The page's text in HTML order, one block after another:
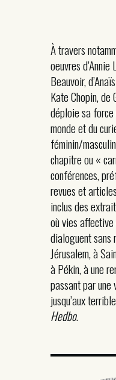
À travers
oeuvres
Beauvoir,
Kate Chopin, de
déploie sa force
monde et du
féminin/
chapitre ou «
conférences,
revues et
inclus des
où vies
dialoguent sans
Jérusalem, à
à Pékin, à une
passant par
jusqu’aux
Hedbo.